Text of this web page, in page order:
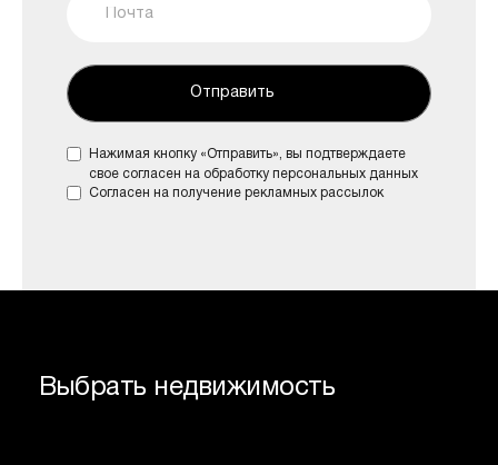
Отправить
Нажимая кнопку «Отправить», вы подтверждаете
свое согласен на обработку персональных данных
Согласен на получение рекламных рассылок
Выбрать недвижимость